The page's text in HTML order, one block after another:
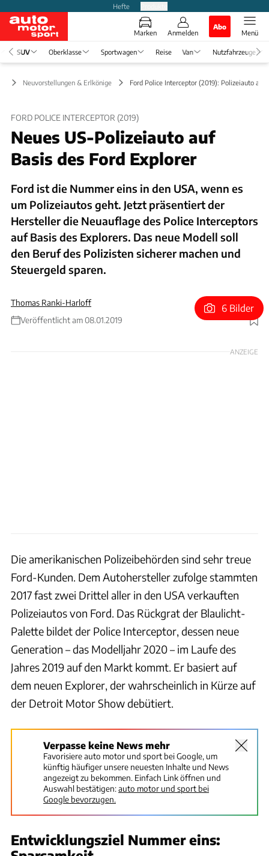
Hefte
Marken Anmelden
Abo
Menü
SUV Oberklasse Sportwagen Reise Van Nutzfahrzeuge
Neuvorstellungen & Erlkönige Ford Police Interceptor (2019): Polizeiauto auf
FORD POLICE INTERCEPTOR (2019)
Neues US-Polizeiauto auf
Basis des Ford Explorer
Ford ist die Nummer eins in den USA, wenn es
um Polizeiautos geht. Jetzt präsentiert der
Hersteller die Neuauflage des Police Interceptors
auf Basis des Explorers. Das neue Modell soll
den Beruf des Polizisten sicherer machen und
Steuergeld sparen.
Thomas Ranki-Harloff
Veröffentlicht am 08.01.2019
Foto: Ford
6 Bilder
ANZEIGE
Die amerikanischen Polizeibehörden sind sehr treue
Ford-Kunden. Dem Autohersteller zufolge stammten
2017 fast zwei Drittel aller in den USA verkauften
Polizeiautos von Ford. Das Rückgrat der Blaulicht-
Palette bildet der Police Interceptor, dessen neue
Generation – das Modelljahr 2020 – im Laufe des
Jahres 2019 auf den Markt kommt. Er basiert auf
dem neuen Explorer, der wahrscheinlich in Kürze auf
der Detroit Motor Show debütiert.
Verpasse keine News mehr
Favorisiere auto motor und sport bei Google, um
künftig häufiger unsere neuesten Inhalte und News
angezeigt zu bekommen. Einfach Link öffnen und
Auswahl bestätigen:auto motor und sport bei
Google bevorzugen.
Entwicklungsziel Nummer eins: